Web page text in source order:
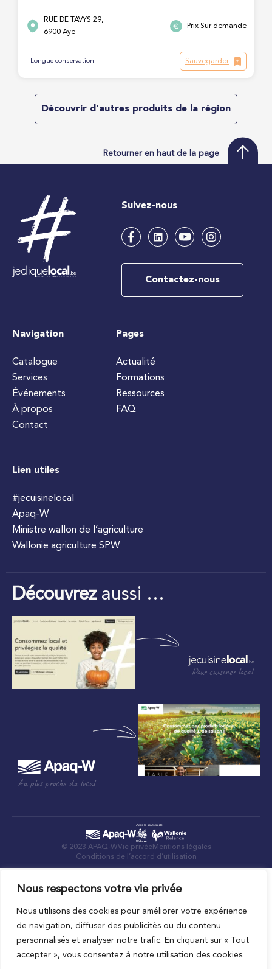
Nous respectons votre vie privée
Nous utilisons des cookies pour améliorer votre expérience
de navigation, diffuser des publicités ou du contenu
personnalisés et analyser notre trafic. En cliquant sur « Tout
accepter », vous consentez à notre utilisation des cookies.
RUE DE TAVYS 29,
6900 Aye
Prix Sur demande
Longue conservation Sauvegarder
Découvrir d'autres produits de la région
Retourner en haut de la page
Suivez-nous
Contactez-nous
Navigation
Catalogue
Services
Événements
À propos
Contact
Pages
Actualité
Formations
Ressources
FAQ
Lien utiles
#jecuisinelocal
Apaq-W
Ministre wallon de l’agriculture
Wallonie agriculture SPW
Découvrezaussi …
Pour cuisiner local
Au plus proche du local
© 2023 APAQ-WVie privée Mentions légales
Conditions de l’accord d’utilisation